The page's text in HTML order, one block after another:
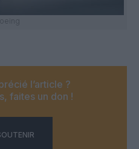
l’article ?
faites un don !